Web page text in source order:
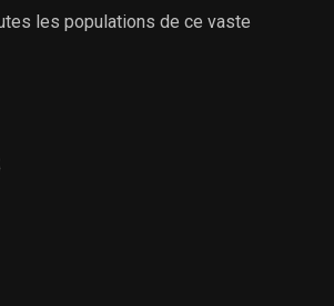
les populations de ce vaste